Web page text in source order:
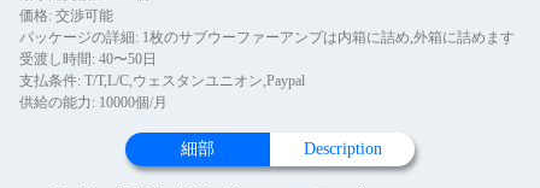
価格: 交渉可能
パッケージの詳細: 1枚のサブウーファーアンプは内箱に詰め,外箱に詰めます
受渡し時間: 40〜50日
支払条件: T/T,L/C,ウェスタンユニオン,Paypal
供給の能力: 10000個/月
細部 Description